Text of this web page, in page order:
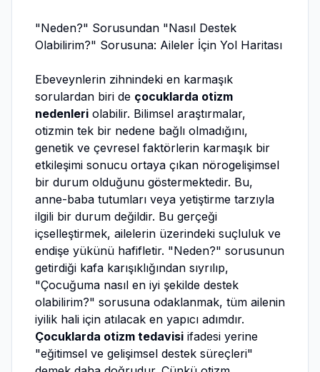
"Neden?" Sorusundan "Nasıl Destek
Olabilirim?" Sorusuna: Aileler İçin Yol Haritası
Ebeveynlerin zihnindeki en karmaşık
sorulardan biri de çocuklarda otizm
nedenleri olabilir. Bilimsel araştırmalar,
otizmin tek bir nedene bağlı olmadığını,
genetik ve çevresel faktörlerin karmaşık bir
etkileşimi sonucu ortaya çıkan nörogelişimsel
bir durum olduğunu göstermektedir. Bu,
anne-baba tutumları veya yetiştirme tarzıyla
ilgili bir durum değildir. Bu gerçeği
içselleştirmek, ailelerin üzerindeki suçluluk ve
endişe yükünü hafifletir. "Neden?" sorusunun
getirdiği kafa karışıklığından sıyrılıp,
"Çocuğuma nasıl en iyi şekilde destek
olabilirim?" sorusuna odaklanmak, tüm ailenin
iyilik hali için atılacak en yapıcı adımdır.
Çocuklarda otizm tedavisi ifadesi yerine
"eğitimsel ve gelişimsel destek süreçleri"